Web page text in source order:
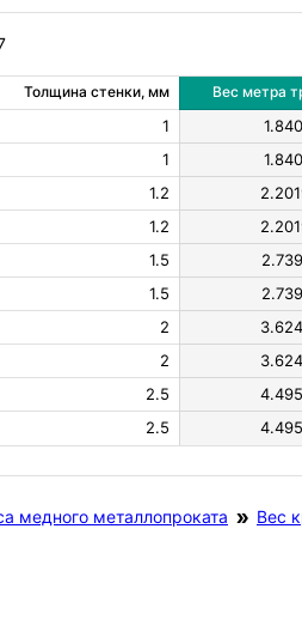
Толщина стенки, мм Вес метра
1
1
1.2
1.2
1.5
1.5
2
2
2.5
2.5
медного металлопроката Вес